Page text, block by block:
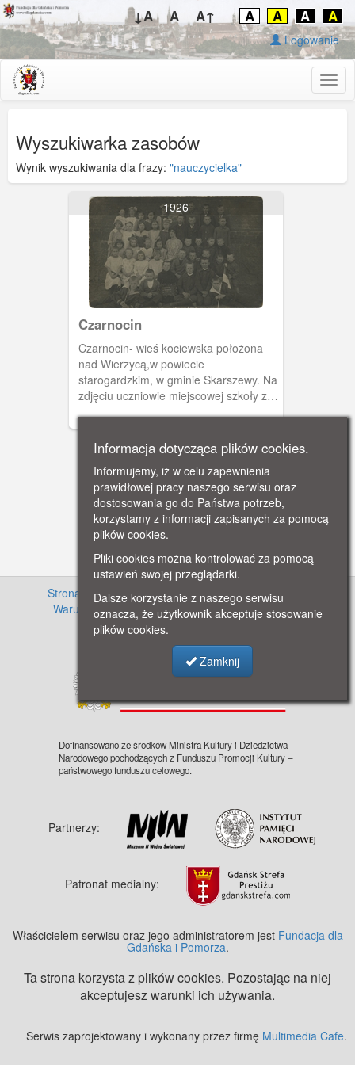
↓A A A↑ A A A A
Logowanie
Wyszukiwarka zasobów
Wynik wyszukiwania dla frazy: "nauczycielka"
1926
Czarnocin
Czarnocin- wieś kociewska położona
nad Wierzycą,w powiecie
starogardzkim, w gminie Skarszewy. Na
zdjęciu uczniowie miejscowej szkoły z
nauczycielką Marylą Wildówną.
Strona główna · Informacje o projekcie · Cennik
Warunki używania zasobów
· Kontakt ·
Regulamin
serwisu
· Polityka prywatności
Dofinansowano ze środków Ministra Kultury i Dziedzictwa
Narodowego pochodzących z Funduszu Promocji Kultury –
państwowego funduszu celowego.
Partnerzy:
Patronat medialny:
Właścicielem serwisu oraz jego administratorem jest Fundacja dla
Gdańska i Pomorza.
Ta strona korzysta z plików cookies. Pozostając na niej
akceptujesz warunki ich używania.
Serwis zaprojektowany i wykonany przez firmę Multimedia Cafe.
Informacja dotycząca plików cookies.
Informujemy, iż w celu zapewnienia
prawidłowej pracy naszego serwisu oraz
dostosowania go do Państwa potrzeb,
korzystamy z informacji zapisanych za pomocą
plików cookies.
Pliki cookies można kontrolować za pomocą
ustawień swojej przeglądarki.
Dalsze korzystanie z naszego serwisu
oznacza, że użytkownik akceptuje stosowanie
plików cookies.
Zamknij